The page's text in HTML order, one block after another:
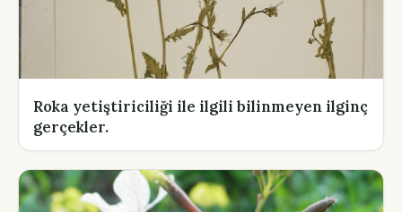
Roka yetiştiriciliği ile ilgili bilinmeyen ilginç
gerçekler.